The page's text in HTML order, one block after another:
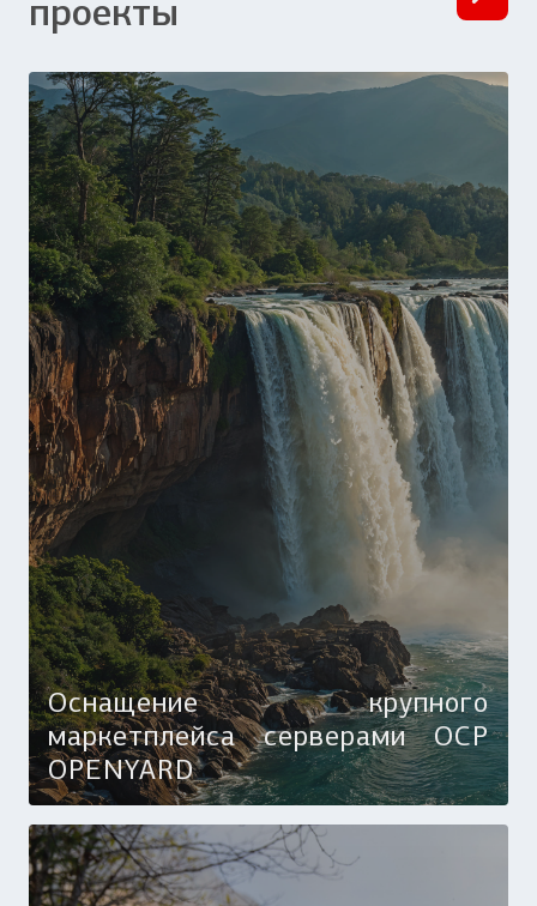
проекты
Оснащение крупного
маркетплейса серверами OCP
OPENYARD